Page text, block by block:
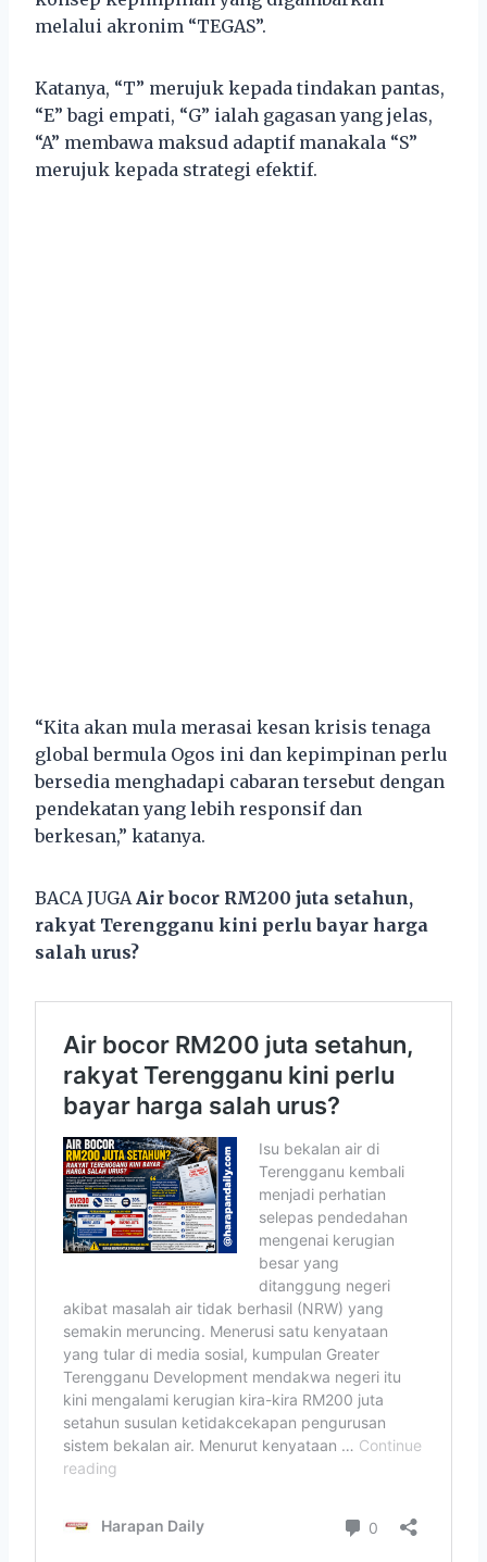
melalui akronim “TEGAS”.
Katanya, “T” merujuk kepada tindakan pantas,
“E” bagi empati, “G” ialah gagasan yang jelas,
“A” membawa maksud adaptif manakala “S”
merujuk kepada strategi efektif.
“Kita akan mula merasai kesan krisis tenaga
global bermula Ogos ini dan kepimpinan perlu
bersedia menghadapi cabaran tersebut dengan
pendekatan yang lebih responsif dan
berkesan,” katanya.
BACA JUGA Air bocor RM200 juta setahun,
rakyat Terengganu kini perlu bayar harga
salah urus?